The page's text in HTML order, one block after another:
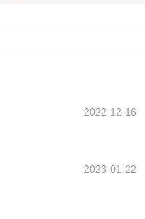
2022-12-16
2023-01-22